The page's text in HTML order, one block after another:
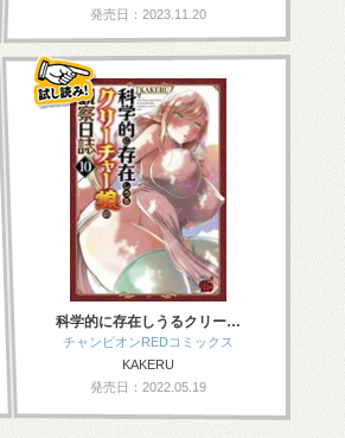
発売日：2023.11.20
科学的に存在しうるクリー…
チャンピオンREDコミックス
KAKERU
発売日：2022.05.19